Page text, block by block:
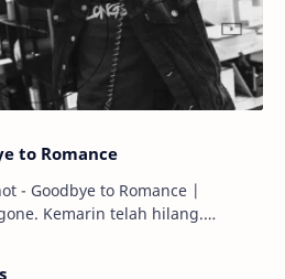
to Romance
- Goodbye to Romance |
hilang.